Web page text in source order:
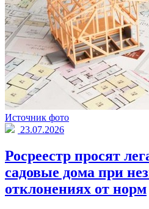
Источник фото
23.07.2026
Росреестр просят
садовые дома при
отклонениях от норм